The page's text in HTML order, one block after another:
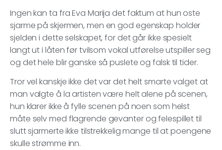
Ingen kan ta fra Eva Marija det faktum at hun oste
sjarme på skjermen, men en god egenskap holder
sjelden i dette selskapet, for det går ikke spesielt
langt ut i låten før tvilsom vokal utførelse utspiller seg
og det hele blir ganske så puslete og falsk til tider.
Tror vel kanskje ikke det var det helt smarte valget at
man valgte å la artisten være helt alene på scenen,
hun klarer ikke å fylle scenen på noen som helst
måte selv med flagrende gevanter og felespillet til
slutt sjarmerte ikke tilstrekkelig mange til at poengene
skulle strømme inn.